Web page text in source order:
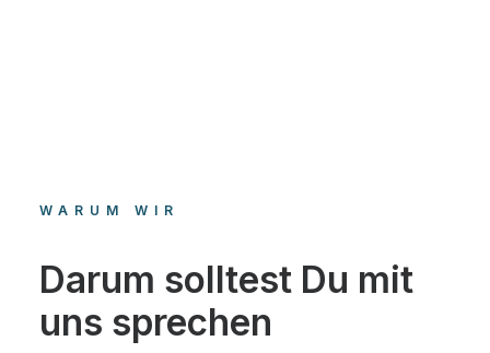
WARUM WIR
Darum solltest Du mit
uns sprechen